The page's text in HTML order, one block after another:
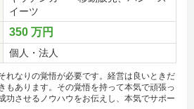
イーツ
350 万円
個人・法人
れなりの覚悟が必要です。経営は良いときだ
もあります。その覚悟を持って本気で頑張っ
功させるノウハウをお伝えし、本気でサポー